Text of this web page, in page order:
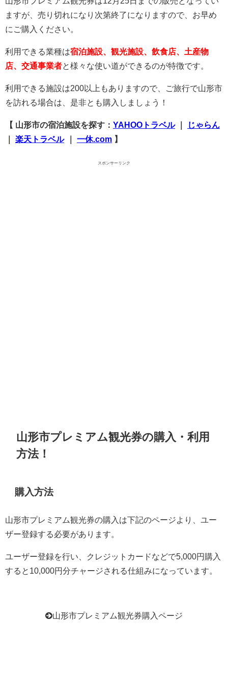
ますが、売り切れになり次第終了になりますので、お早め
にご購入ください。
利用できる業種は宿泊施設、観光施設、飲食店、土産物
店、交通事業者と様々な使い道ができるのが特徴です。
利用できる施設は200以上もありますので、ご旅行で山形市
を訪れる場合は、是非とも購入しましょう！
【 山形市の宿泊施設を探す： YAHOOトラベル｜
じゃらん
｜ 楽天トラベル ｜ 一休.com 】
スポンサーリンク
山形市プレミアム観光券の購入・利用
方法！
購入方法
山形市プレミアム観光券の購入は下記のページより、ユー
ザー登録する必要があります。
ユーザー登録を行い、クレジットカードなどで5,000円購入
すると10,000円分チャージされる仕組みになっています。
山形市プレミアム観光券購入ページ